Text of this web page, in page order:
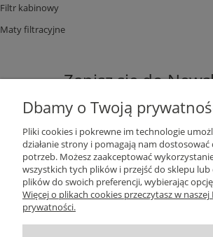
Filtr kabinowy
Maty filtracyjne
Zapisz się do
ZAPISZ SIĘ
Dbamy o Twoją
Pliki cookies i pokrewne im technologie
działanie strony i pomagają nam
potrzeb. Możesz zaakceptować
wszystkich tych plików i przejść do sklepu
plików do swoich preferencji, wybierając
Więcej o plikach cookies przeczytasz w naszej
prywatności.